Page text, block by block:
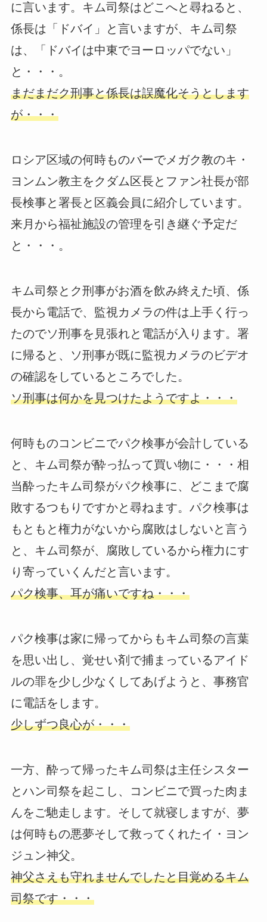
に言います。キム司祭はどこへと尋ねると、
係長は「ドバイ」と言いますが、キム司祭
は、「ドバイは中東でヨーロッパでない」
と・・・。
まだまだク刑事と係長は誤魔化そうとします
が・・・
ロシア区域の何時ものバーでメガク教のキ・
ヨンムン教主をクダム区長とファン社長が部
長検事と署長と区義会員に紹介しています。
来月から福祉施設の管理を引き継ぐ予定だ
と・・・。
キム司祭とク刑事がお酒を飲み終えた頃、係
長から電話で、監視カメラの件は上手く行っ
たのでソ刑事を見張れと電話が入ります。署
に帰ると、ソ刑事が既に監視カメラのビデオ
の確認をしているところでした。
ソ刑事は何かを見つけたようですよ・・・
何時ものコンビニでパク検事が会計している
と、キム司祭が酔っ払って買い物に・・・相
当酔ったキム司祭がパク検事に、どこまで腐
敗するつもりですかと尋ねます。パク検事は
もともと権力がないから腐敗はしないと言う
と、キム司祭が、腐敗しているから権力にす
り寄っていくんだと言います。
パク検事、耳が痛いですね・・・
パク検事は家に帰ってからもキム司祭の言葉
を思い出し、覚せい剤で捕まっているアイド
ルの罪を少し少なくしてあげようと、事務官
に電話をします。
少しずつ良心が・・・
一方、酔って帰ったキム司祭は主任シスター
とハン司祭を起こし、コンビニで買った肉ま
んをご馳走します。そして就寝しますが、夢
は何時もの悪夢そして救ってくれたイ・ヨン
ジュン神父。
神父さえも守れませんでしたと目覚めるキム
司祭です・・・